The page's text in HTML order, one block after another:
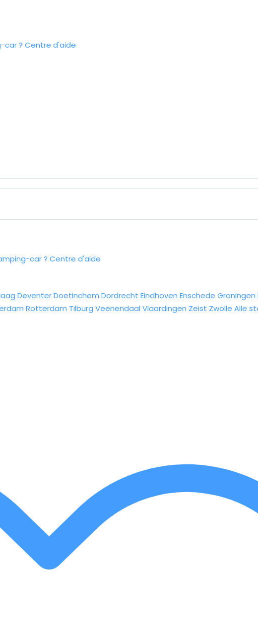
car ? Centre d'aide
car ? Centre d'aide
DeventerDoetinchem Dordrecht Eindhoven Enschede Groningen
Rotterdam Tilburg Veenendaal Vlaardingen Zeist Zwolle Alle